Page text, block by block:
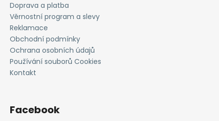
Doprava a platba
Věrnostní program a slevy
Reklamace
Obchodní podmínky
Ochrana osobních údajů
Používání souborů Cookies
Kontakt
Facebook